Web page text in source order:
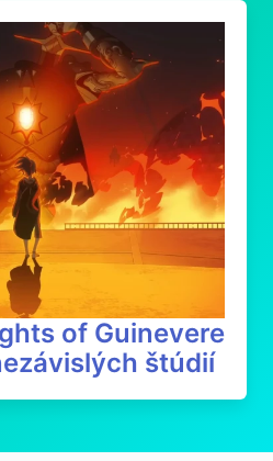
of Guinevere
štúdií